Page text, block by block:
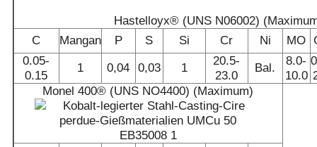
Hastelloyx® (UNS N06002)
C
Mangan P S Si Cr Ni MO
0.05-
0.15
1 0,04 0,03 1
20.5-
23.0
Bal.
8.0-
10.0
Monel 400® (UNS NO4400) (Maximum)